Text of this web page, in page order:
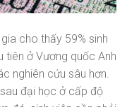
cho thấy 59% sinh
tiên ở Vương quốc Anh
nghiên cứu sâu hơn.
đại học ở cấp độ